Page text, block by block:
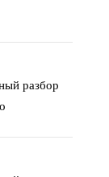
разбор